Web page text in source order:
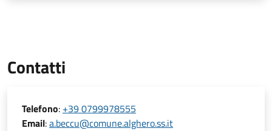
Contatti
Telefono: +39 0799978555
Email:a.beccu@comune.alghero.ss.it